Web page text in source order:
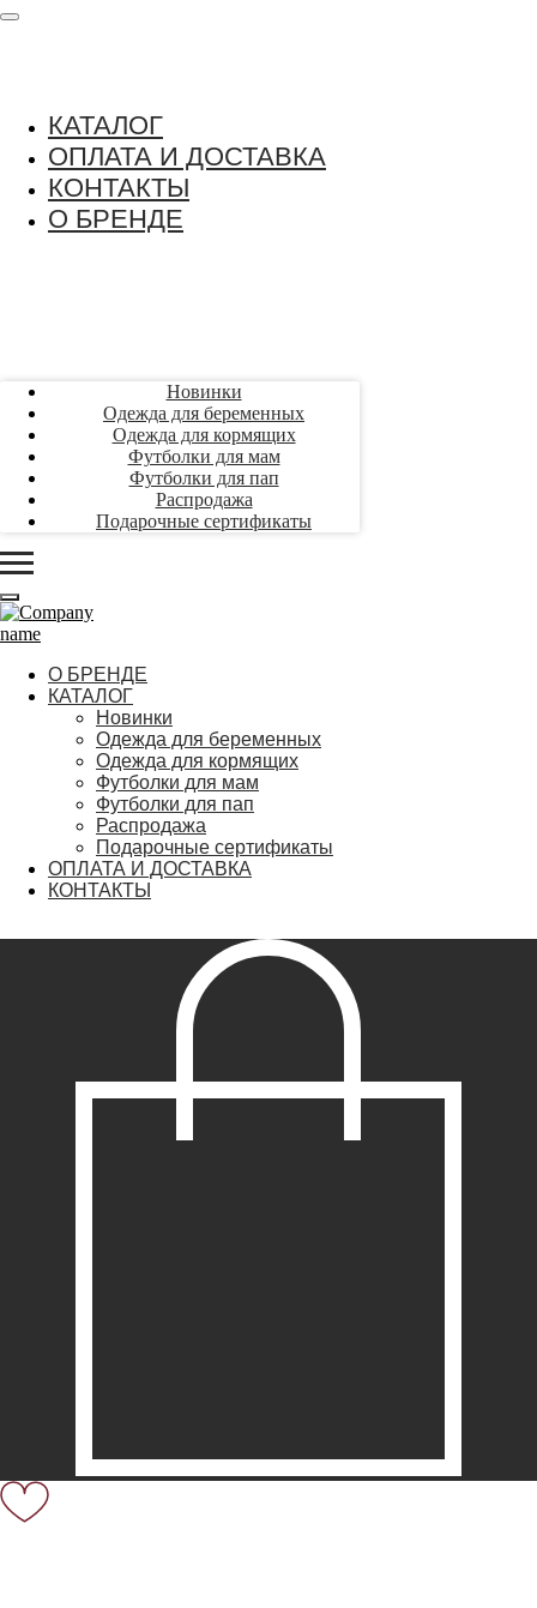
КАТАЛОГ
ОПЛАТА И ДОСТАВКА
КОНТАКТЫ
О БРЕНДЕ
Новинки
Одежда для беременных
Одежда для кормящих
Футболки для мам
Футболки для пап
Распродажа
Подарочные сертификаты
О БРЕНДЕ
КАТАЛОГ
Новинки
Одежда для беременных
Одежда для кормящих
Футболки для мам
Футболки для пап
Распродажа
Подарочные сертификаты
ОПЛАТА И ДОСТАВКА
КОНТАКТЫ